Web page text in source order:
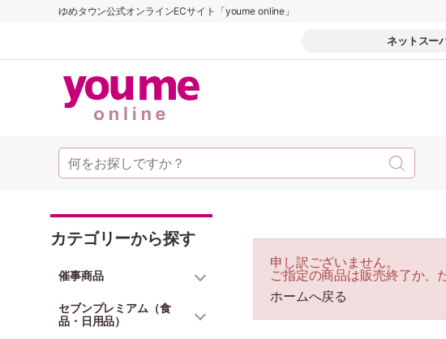
ゆめタウン公式オンラインECサイト「youme online」
ネットスー
カテゴリーから探す
催事商品
セブンプレミアム（食
品・日用品）
申し訳ございません。
ご指定の商品は販売終了か、
ホームへ戻る